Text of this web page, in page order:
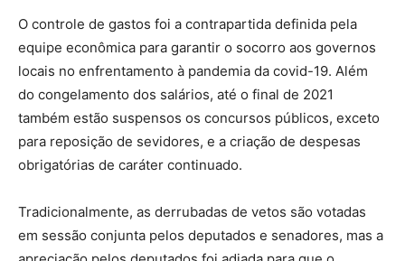
O controle de gastos foi a contrapartida definida pela
equipe econômica para garantir o socorro aos governos
locais no enfrentamento à pandemia da covid-19. Além
do congelamento dos salários, até o final de 2021
também estão suspensos os concursos públicos, exceto
para reposição de sevidores, e a criação de despesas
obrigatórias de caráter continuado.
Tradicionalmente, as derrubadas de vetos são votadas
em sessão conjunta pelos deputados e senadores, mas a